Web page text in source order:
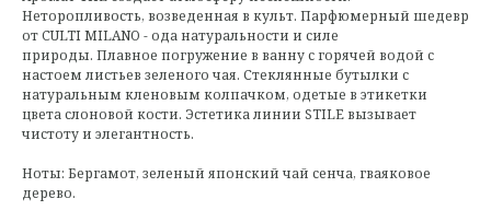
Неторопливость, возведенная в культ. Парфюмерный шедевр
от CULTI MILANO - ода натуральности и силе
природы. Плавное погружение в ванну с горячей водой с
настоем листьев зеленого чая. Стеклянные бутылки с
натуральным кленовым колпачком, одетые в этикетки
цвета слоновой кости. Эстетика линии STILE вызывает
чистоту и элегантность.
Ноты: Бергамот, зеленый японский чай сенча, гваяковое
дерево.